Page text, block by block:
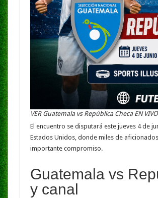
VER Guatemala vs República Checa EN
El encuentro se disputará este jueves 4 de
Estados Unidos, donde miles de
importante compromiso.
Guatemala vs
y canal